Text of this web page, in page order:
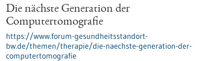
Die nächste Generation der
Computertomografie
https://www.forum-gesundheitsstandort-
bw.de/themen/therapie/die-naechste-generation-der-
computertomografie